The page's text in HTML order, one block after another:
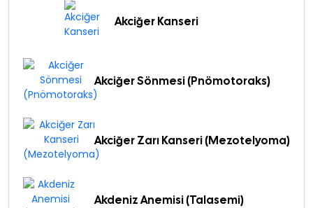
Akciğer Kanseri
Akciğer Sönmesi (Pnömotoraks)
Akciğer Zarı Kanseri (Mezotelyoma)
Akdeniz Anemisi (Talasemi)